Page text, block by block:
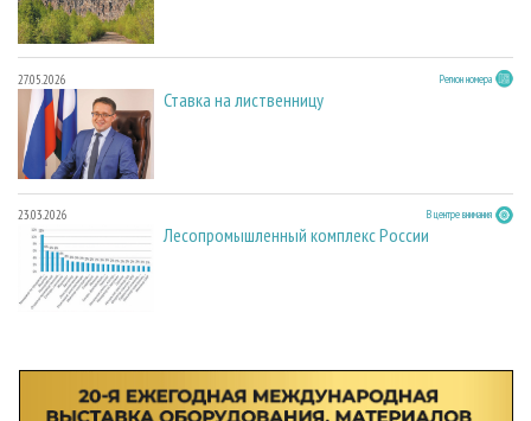
27.05.2026 Регион номера
Ставка на лиственницу
23.03.2026 В центре внимания
Лесопромышленный комплекс России